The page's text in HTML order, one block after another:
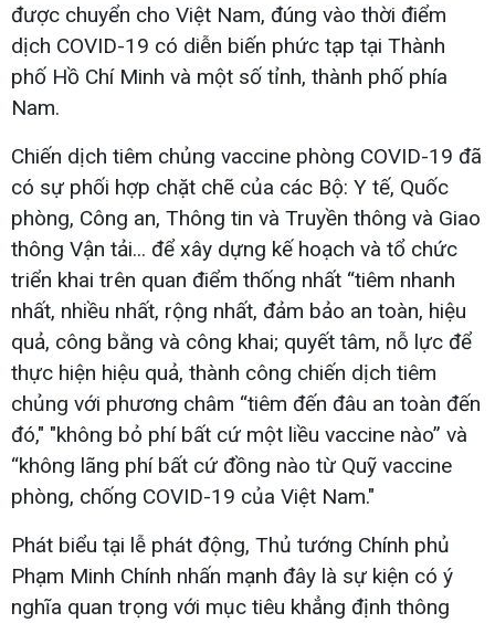
được chuyển cho Việt Nam, đúng vào thời điểm
dịch COVID-19 có diễn biến phức tạp tại Thành
phố Hồ Chí Minh và một số tỉnh, thành phố phía
Nam.
Chiến dịch tiêm chủng vaccine phòng COVID-19 đã
có sự phối hợp chặt chẽ của các Bộ: Y tế, Quốc
phòng, Công an, Thông tin và Truyền thông và Giao
thông Vận tải... để xây dựng kế hoạch và tổ chức
triển khai trên quan điểm thống nhất “tiêm nhanh
nhất, nhiều nhất, rộng nhất, đảm bảo an toàn, hiệu
quả, công bằng và công khai; quyết tâm, nỗ lực để
thực hiện hiệu quả, thành công chiến dịch tiêm
chủng với phương châm “tiêm đến đâu an toàn đến
đó," "không bỏ phí bất cứ một liều vaccine nào” và
“không lãng phí bất cứ đồng nào từ Quỹ vaccine
phòng, chống COVID-19 của Việt Nam."
Phát biểu tại lễ phát động, Thủ tướng Chính phủ
Phạm Minh Chính nhấn mạnh đây là sự kiện có ý
nghĩa quan trọng với mục tiêu khẳng định thông